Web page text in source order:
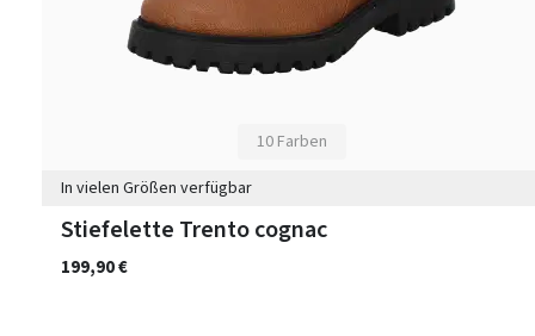
10 Farben
In vielen Größen verfügbar
Stiefelette Trento cognac
199,90 €